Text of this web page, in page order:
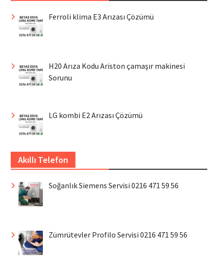
Ferroli klima E3 Arızası Çözümü
H20 Arıza Kodu Ariston çamaşır makinesi
Sorunu
LG kombi E2 Arızası Çözümü
Akıllı Telefon
Soğanlık Siemens Servisi 0216 471 59 56
Zümrütevler Profilo Servisi 0216 471 59 56